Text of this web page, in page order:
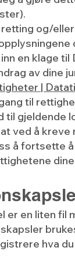
og/
en klage
av dine
|
til
til gjeldende
ved å kreve
å fortsette
er en liten fil
hva